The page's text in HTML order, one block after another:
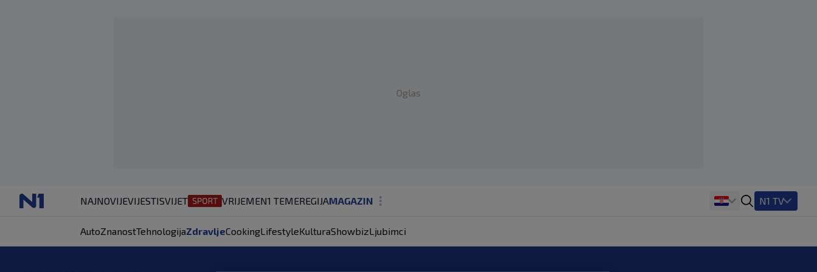
Oglas
NAJNOVIJEVIJESTISVIJET VRIJEMEN1 TEMEREGIJAMAGAZIN
KOLUMNE
N1 TV
AutoZnanostTehnologijaZdravljeCookingLifestyleKulturaShowbizLjubimci